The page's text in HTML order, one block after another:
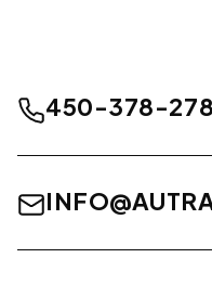
450-378-